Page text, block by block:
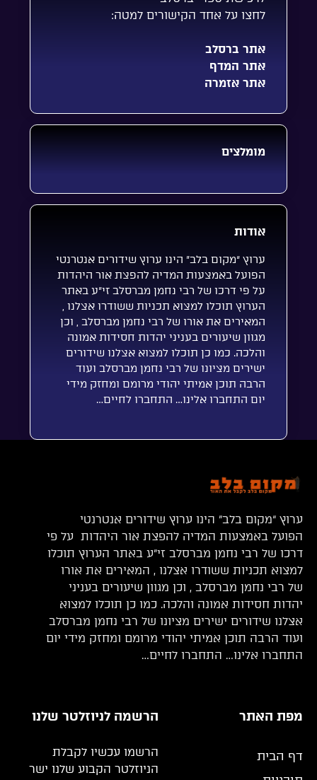
לחצו על אחד הקישורים למטה:
אתר ברסלב
אתר המדף
אתר אזמרה
מומלצים
אודות
ערוץ “מקום בלב” הינו ערוץ שידורים אנטרנטי
הפועל באמצעות המדיה להפצת אור היהדות
על פי דרכו של רבי נחמן מברסלב זי”ע באתר
הערוץ תוכלו למצוא תכניות ששודרו אצלנו ,
המאירים את אורו של רבי נחמן מברסלב , וכן
מגוון שיעורים בעניני יהדות חסידות אמונה
והלכה. כמו כן תוכלו למצוא אצלנו שידורים
ישירים מציונו של רבי נחמן מברסלב ועוד
הרבה תוכן אמיתי יהודי מרומם ומחזק מידי
יום התחברו אלינו… התחברו לחיים…
ערוץ “מקום בלב” הינו ערוץ שידורים אנטרנטי
הפועל באמצעות המדיה להפצת אור היהדות על פי
דרכו של רבי נחמן מברסלב זי”ע באתר הערוץ תוכלו
למצוא תכניות ששודרו אצלנו , המאירים את אורו
של רבי נחמן מברסלב , וכן מגוון שיעורים בעניני
יהדות חסידות אמונה והלכה. כמו כן תוכלו למצוא
אצלנו שידורים ישירים מציונו של רבי נחמן מברסלב
ועוד הרבה תוכן אמיתי יהודי מרומם ומחזק מידי יום
התחברו אלינו… התחברו לחיים…
מפת האתר
דף הבית
הרשמה לניוזלטר שלנו
הרשמו עכשיו לקבלת
הניוזלטר הקבוע שלנו ישר